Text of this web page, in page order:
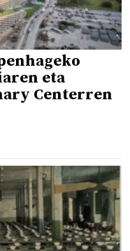
eta
Centerren